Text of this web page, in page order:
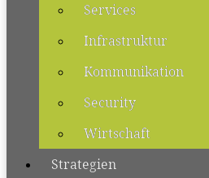
Services
Infrastruktur
Kommunikation
Security
Wirtschaft
Strategien